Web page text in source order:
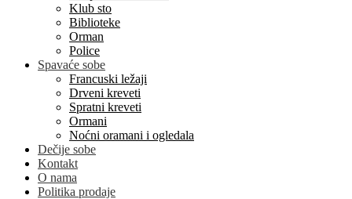
Klub sto
Biblioteke
Orman
Police
Spavaće sobe
Francuski ležaji
Drveni kreveti
Spratni kreveti
Ormani
Noćni oramani i ogledala
Dečije sobe
Kontakt
O nama
Politika prodaje